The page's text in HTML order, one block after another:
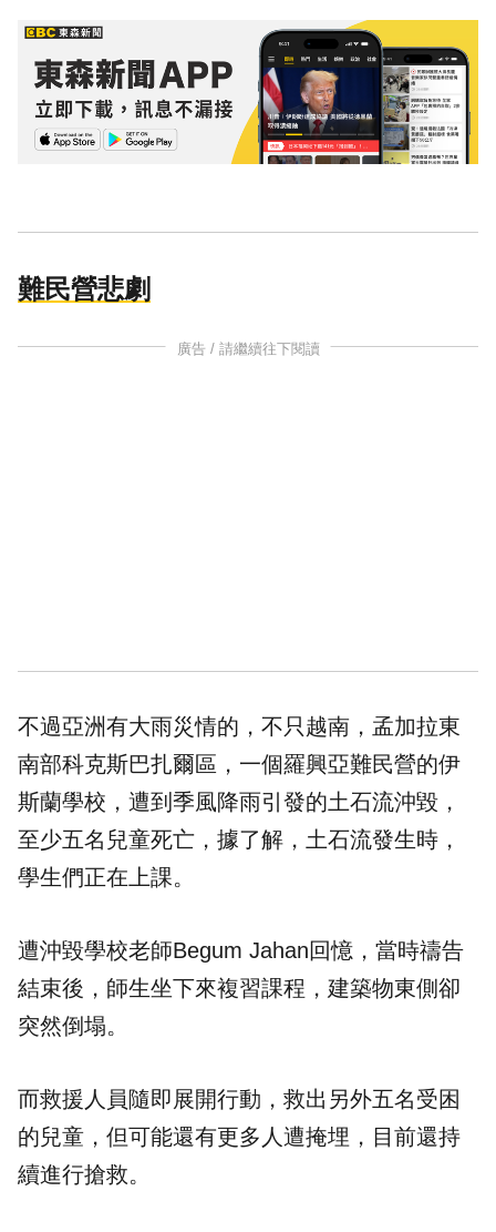
難民營悲劇
廣告 / 請繼續往下閱讀
不過亞洲有大雨災情的，不只越南，孟加拉東
南部科克斯巴扎爾區，一個羅興亞難民營的伊
斯蘭學校，遭到季風降雨引發的土石流沖毀，
至少五名兒童死亡，據了解，土石流發生時，
學生們正在上課。
遭沖毀學校老師Begum Jahan回憶，當時禱告
結束後，師生坐下來複習課程，建築物東側卻
突然倒塌。
而救援人員隨即展開行動，救出另外五名受困
的兒童，但可能還有更多人遭掩埋，目前還持
續進行搶救。